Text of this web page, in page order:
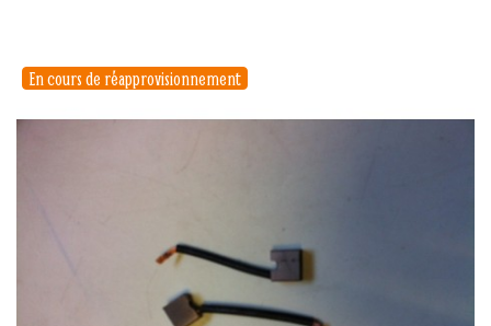
En cours de réapprovisionnement